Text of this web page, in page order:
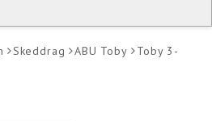
Skeddrag ABU Toby
Toby 3-